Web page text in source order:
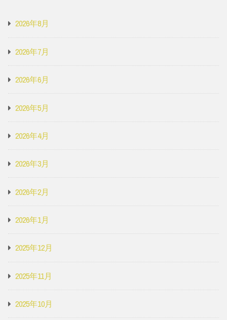
2026年8月
2026年7月
2026年6月
2026年5月
2026年4月
2026年3月
2026年2月
2026年1月
2025年12月
2025年11月
2025年10月